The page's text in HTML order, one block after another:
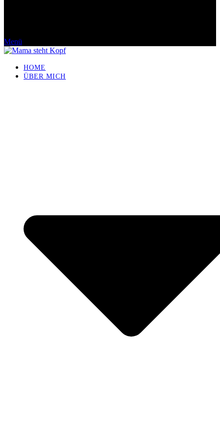
Menü
HOME
ÜBER MICH